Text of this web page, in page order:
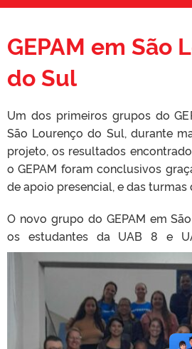
GEPAM em São
do Sul
Um dos primeiros grupos do
São Lourenço do Sul, durante
projeto, os resultados
o GEPAM foram conclusivos
de apoio presencial, e das turmas
O novo grupo do GEPAM em
os estudantes da UAB 8 e